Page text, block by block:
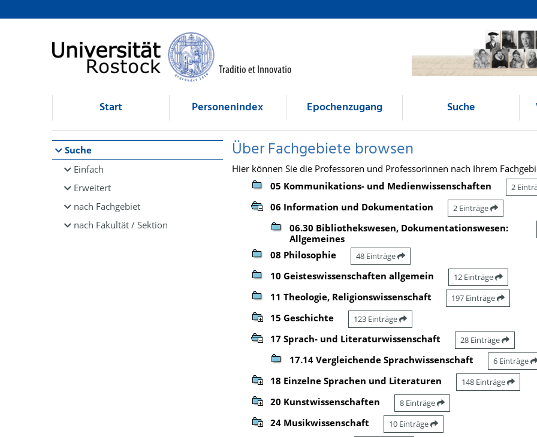
Browsen
direkt zum Inhalt
Start Personenindex Epochenzugang Suche
Suche
Einfach
Erweitert
nach Fachgebiet
nach Fakultät / Sektion
Über Fachgebiete browsen
Hier können Sie die Professoren und Professorinnen nach Ihrem
05 Kommunikations- und Medienwissenschaften
2
06 Information und Dokumentation 2 Einträge
06.30 Bibliothekswesen, Dokumentationswesen:
Allgemeines
08 Philosophie 48 Einträge
10 Geisteswissenschaften allgemein 12 Einträge
11 Theologie, Religionswissenschaft 197 Einträge
15 Geschichte 123 Einträge
17 Sprach- und Literaturwissenschaft 28 Einträge
17.14 Vergleichende Sprachwissenschaft 6 Einträge
18 Einzelne Sprachen und Literaturen 148 Einträge
20 Kunstwissenschaften 8 Einträge
24 Musikwissenschaft 10 Einträge